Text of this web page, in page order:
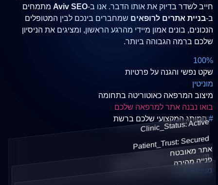
חייב לשדר בדיוק את אותו הדבר. אנו ב-Aviv SEO מתמחים
ב-בניית אתרים לרופאים שמחברים בינכם לבין המטופלים
הנכונים, בונים אמון מיידי מהרגע הראשון, ומציגים את הניסיון
שלכם ברמה הגבוהה ביותר.
100%
שקט נפשי והגנה על פרטיות
מוניטין
מיצוב המרפאה כאוטוריטה בתחומה
בואו נבנה אתר למרפאה שלכם
#המותג המקצועי שלכם ברשת
Clinic_Status: Active
Patient_Trust: Secured
Global_Protection: Maximum
אתר מאובטח
פנייה מהירה
מותאם לנייד